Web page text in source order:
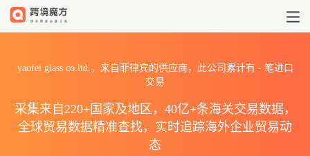
yaofei glass co.ltd.，来自菲律宾的供应商，此公司累计有 -笔进口
交易
采集来自220+国家及地区，40亿+条海关交易数据，
全球贸易数据精准查找，实时追踪海外企业贸易动
态